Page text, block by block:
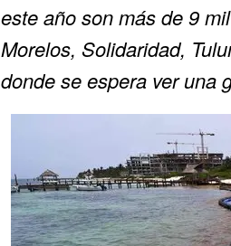
este año son más de 9
Morelos, Solidaridad,
donde se espera ver una